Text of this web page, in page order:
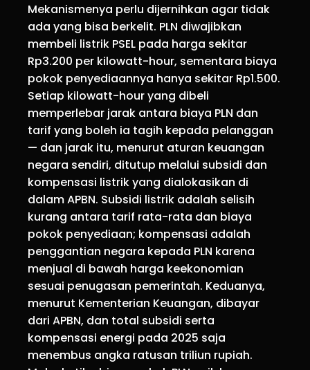
Mekanismenya perlu dijernihkan agar tidak
ada yang bisa berkelit. PLN diwajibkan
membeli listrik PSEL pada harga sekitar
Rp3.200 per kilowatt-hour, sementara biaya
pokok penyediaannya hanya sekitar Rp1.500.
Setiap kilowatt-hour yang dibeli
memperlebar jarak antara biaya PLN dan
tarif yang boleh ia tagih kepada pelanggan
— dan jarak itu, menurut aturan keuangan
negara sendiri, ditutup melalui subsidi dan
kompensasi listrik yang dialokasikan di
dalam APBN. Subsidi listrik adalah selisih
kurang antara tarif rata-rata dan biaya
pokok penyediaan; kompensasi adalah
penggantian negara kepada PLN karena
menjual di bawah harga keekonomian
sesuai penugasan pemerintah. Keduanya,
menurut Kementerian Keuangan, dibayar
dari APBN, dan total subsidi serta
kompensasi energi pada 2025 saja
menembus angka ratusan triliun rupiah.